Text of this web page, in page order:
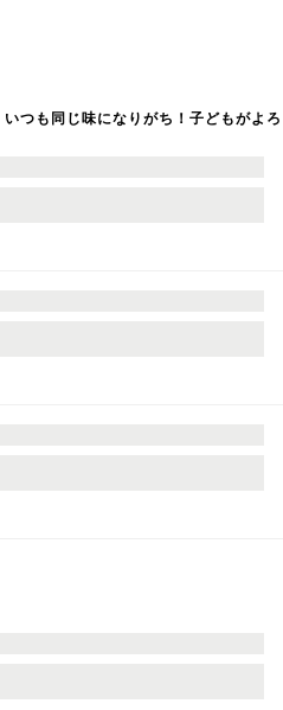
いつも同じ味になりがち！子どもがよ